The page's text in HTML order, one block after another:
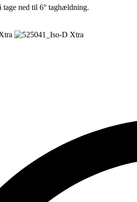
ned til 6° taghældning.